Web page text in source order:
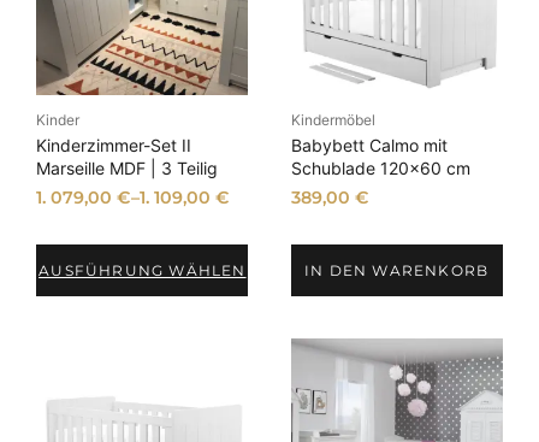
i
s
o
i
e
Kinder
Kinderzimmer-Set II
Marseille MDF | 3 Teilig
1. 079,00€–1. 109,00€
AUSFÜHRUNG WÄHLEN
Kindermöbel
Babybett Calmo mit
Schublade 120×60 cm
389,00 €
IN DEN WARENKORB